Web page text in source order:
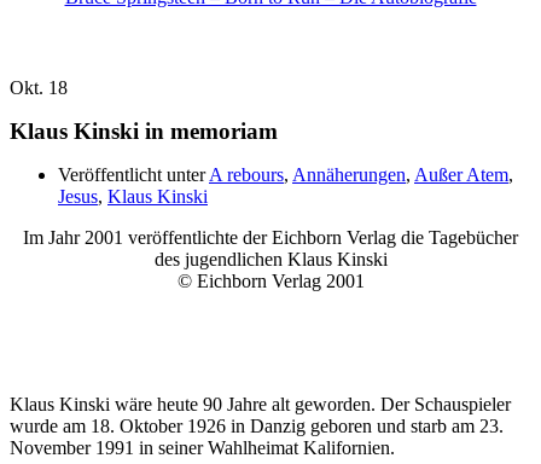
Okt. 18
Klaus Kinski in memoriam
Veröffentlicht unterA rebours, Annäherungen, Außer Atem,
Jesus, Klaus Kinski
Im Jahr 2001 veröffentlichte der Eichborn Verlag die Tagebücher
des jugendlichen Klaus Kinski
© Eichborn Verlag 2001
Klaus Kinski wäre heute 90 Jahre alt geworden. Der Schauspieler
wurde am 18. Oktober 1926 in Danzig geboren und starb am 23.
November 1991 in seiner Wahlheimat Kalifornien.